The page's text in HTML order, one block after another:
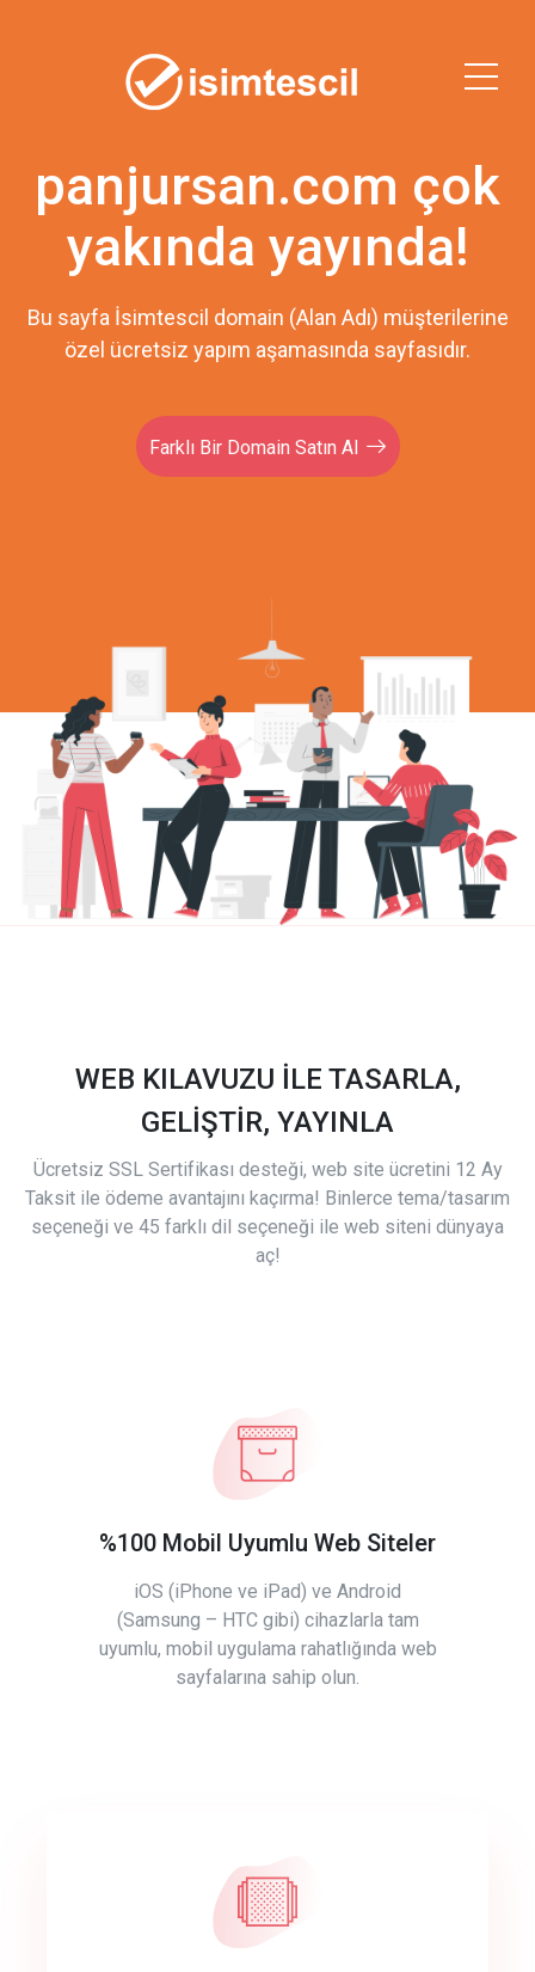
panjursan.com çok
yakında yayında!
Bu sayfa İsimtescil domain (Alan Adı) müşterilerine
özel ücretsiz yapım aşamasında sayfasıdır.
Farklı Bir Domain Satın Al
WEB KILAVUZU İLE TASARLA,
GELİŞTİR, YAYINLA
Ücretsiz SSL Sertifikası desteği, web site ücretini 12 Ay
Taksit ile ödeme avantajını kaçırma! Binlerce tema/tasarım
seçeneği ve 45 farklı dil seçeneği ile web siteni dünyaya
aç!
%100 Mobil Uyumlu Web Siteler
iOS (iPhone ve iPad) ve Android
(Samsung – HTC gibi) cihazlarla tam
uyumlu, mobil uygulama rahatlığında web
sayfalarına sahip olun.